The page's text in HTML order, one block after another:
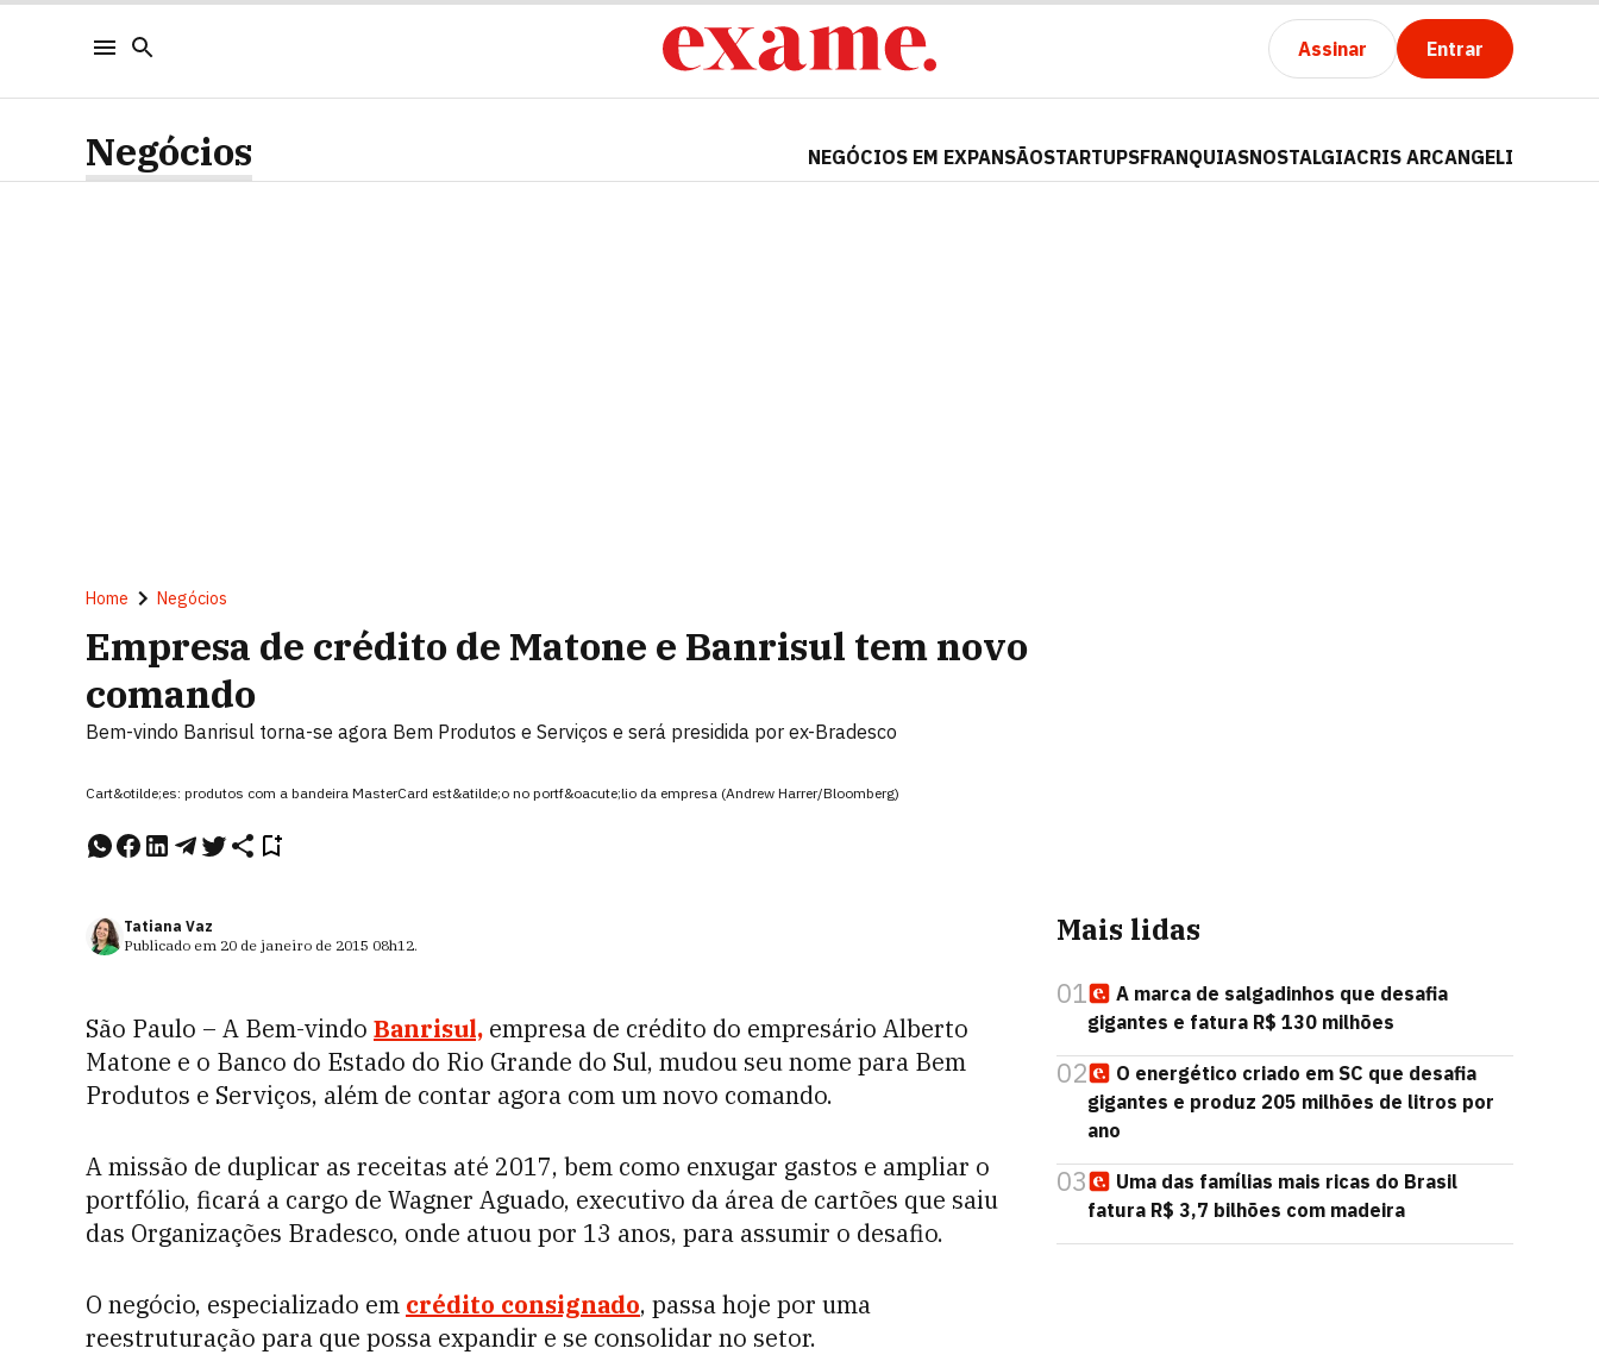
Assinar Entrar
Negócios NEGÓCIOS EM EXPANSÃOSTARTUPSFRANQUIASNOSTALGIACRIS ARCANGELI
Home Negócios
Empresa de crédito de Matone e Banrisul tem novo
comando
Bem-vindo Banrisul torna-se agora Bem Produtos e Serviços e será presidida por ex-Bradesco
Cart&otilde;es: produtos com a bandeira MasterCard est&atilde;o no portf&oacute;lio da empresa (Andrew Harrer/Bloomberg)
Tatiana Vaz
Publicado em 20 de janeiro de 2015 08h12.
São Paulo – A Bem-vindo Banrisul, empresa de crédito do empresário Alberto
Matone e o Banco do Estado do Rio Grande do Sul, mudou seu nome para Bem
Produtos e Serviços, além de contar agora com um novo comando.
A missão de duplicar as receitas até 2017, bem como enxugar gastos e ampliar o
portfólio, ficará a cargo de Wagner Aguado, executivo da área de cartões que saiu
das Organizações Bradesco, onde atuou por 13 anos, para assumir o desafio.
O negócio, especializado em crédito consignado, passa hoje por uma
reestruturação para que possa expandir e se consolidar no setor.
Mais lidas
01
A marca de salgadinhos que desafia
gigantes e fatura R$ 130 milhões
02
O energético criado em SC que desafia
gigantes e produz 205 milhões de litros por
ano
03
Uma das famílias mais ricas do Brasil
fatura R$ 3,7 bilhões com madeira